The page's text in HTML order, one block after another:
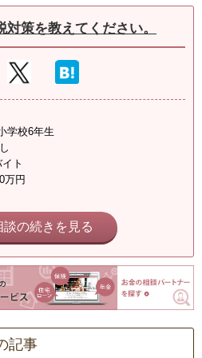
策を教えてください。
学校6年生
ト
万円
談の続きを見る
記事